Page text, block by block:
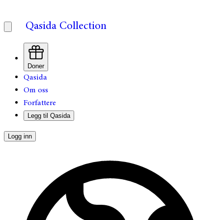
Qasida Collection
Doner
Qasida
Om oss
Forfattere
Legg til Qasida
Logg inn